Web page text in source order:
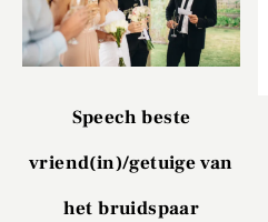
Speech beste
vriend(in)/getuige van
het bruidspaar